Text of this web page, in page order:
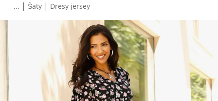
... | Šaty | Dresy jersey